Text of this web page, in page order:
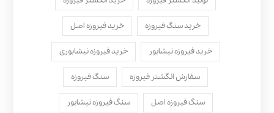
خرید سنگ فیروزه خرید فیروزه اصل
خرید فیروزه نیشابور خرید فیروزه نیشابوری
سفارش انگشتر فیروزه سنگ فیروزه
سنگ فیروزه اصل سنگ فیروزه نیشابور